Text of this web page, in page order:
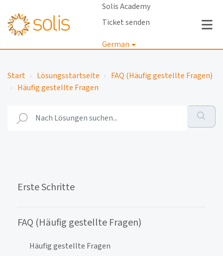
Solis Academy
Ticket senden
German
Anmelden
Start Lösungsstartseite
FAQ (Häufig gestellte Fragen)
Häufig gestellte Fragen
Erste Schritte
FAQ (Häufig gestellte Fragen)
Häufig gestellte Fragen